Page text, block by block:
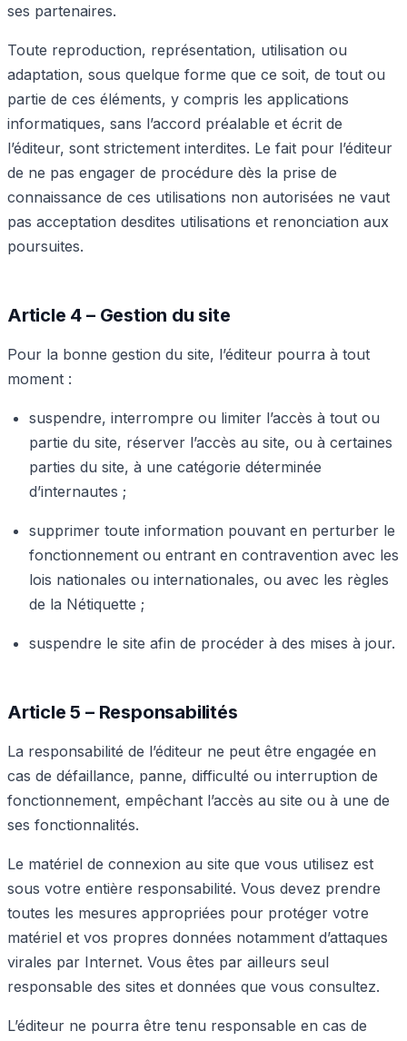
ses partenaires.
Toute reproduction, représentation, utilisation ou
adaptation, sous quelque forme que ce soit, de tout ou
partie de ces éléments, y compris les applications
informatiques, sans l’accord préalable et écrit de
l’éditeur, sont strictement interdites. Le fait pour l’éditeur
de ne pas engager de procédure dès la prise de
connaissance de ces utilisations non autorisées ne vaut
pas acceptation desdites utilisations et renonciation aux
poursuites.
Article 4 – Gestion du site
Pour la bonne gestion du site, l’éditeur pourra à tout
moment :
suspendre, interrompre ou limiter l’accès à tout ou
partie du site, réserver l’accès au site, ou à certaines
parties du site, à une catégorie déterminée
d’internautes ;
supprimer toute information pouvant en perturber le
fonctionnement ou entrant en contravention avec les
lois nationales ou internationales, ou avec les règles
de la Nétiquette ;
suspendre le site afin de procéder à des mises à jour.
Article 5 – Responsabilités
La responsabilité de l’éditeur ne peut être engagée en
cas de défaillance, panne, difficulté ou interruption de
fonctionnement, empêchant l’accès au site ou à une de
ses fonctionnalités.
Le matériel de connexion au site que vous utilisez est
sous votre entière responsabilité. Vous devez prendre
toutes les mesures appropriées pour protéger votre
matériel et vos propres données notamment d’attaques
virales par Internet. Vous êtes par ailleurs seul
responsable des sites et données que vous consultez.
L’éditeur ne pourra être tenu responsable en cas de